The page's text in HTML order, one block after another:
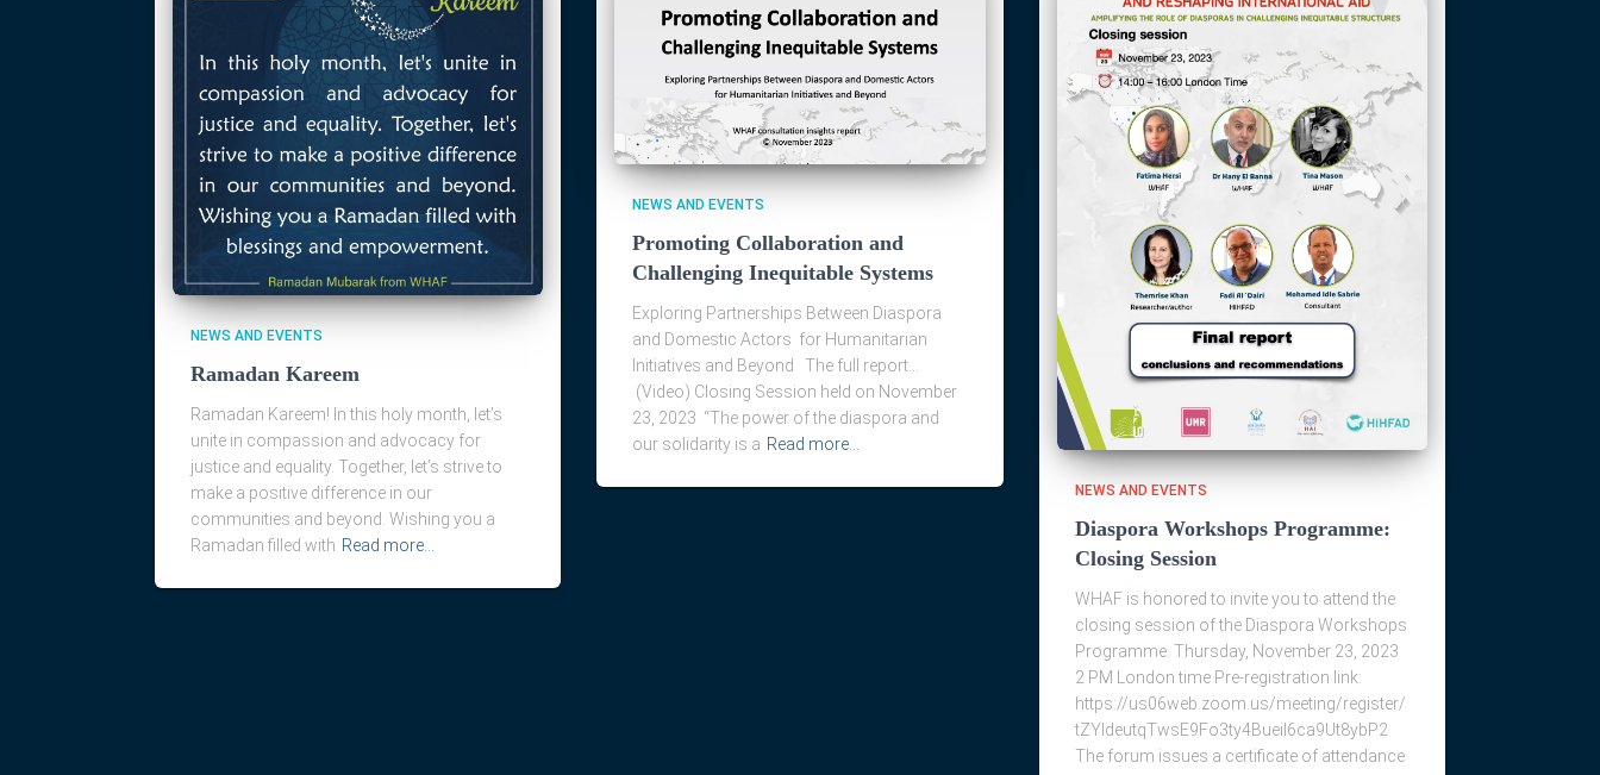
NEWS AND EVENTS
Ramadan Kareem
Ramadan Kareem! In this holy month, let’s
unite in compassion and advocacy for
justice and equality. Together, let’s strive to
make a positive difference in our
communities and beyond. Wishing you a
Ramadan filled with Read more…
NEWS AND EVENTS
Promoting Collaboration and
Challenging Inequitable Systems
Exploring Partnerships Between Diaspora
and Domestic Actors for Humanitarian
Initiatives and Beyond The full report…
(Video) Closing Session held on November
23, 2023 “The power of the diaspora and
our solidarity is a Read more…
NEWS AND EVENTS
Diaspora Workshops Programme:
Closing Session
WHAF is honored to invite you to attend the
closing session of the Diaspora Workshops
Programme. Thursday, November 23, 2023
2 PM London time Pre-registration link:
https://us06web.zoom.us/meeting/register/
tZYldeutqTwsE9Fo3ty4Bueil6ca9Ut8ybP2
The forum issues a certificate of attendance